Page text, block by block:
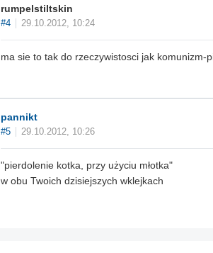
rumpelstiltskin
#4 29.10.2012, 10:24
ma sie to tak do rzeczywistosci jak
pannikt
#5 29.10.2012, 10:26
"pierdolenie kotka, przy użyciu młotka"
w obu Twoich dzisiejszych wklejkach